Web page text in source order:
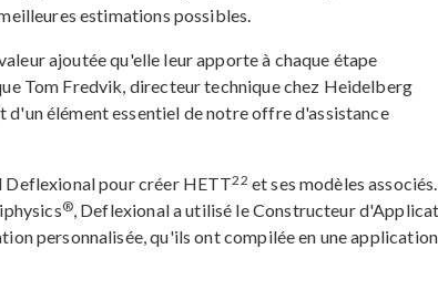
estimations possibles.
ajoutée qu'elle leur apporte à chaque étape
Tom Fredvik, directeur technique chez Heidelberg
élément essentiel de notre offre d'assistance
Deflexional pour créer HETT22 et ses modèles associés.
®, Deflexional a utilisé le Constructeur
personnalisée, qu'ils ont compilée en une application